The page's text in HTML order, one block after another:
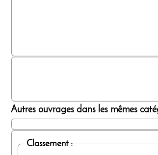
Autres ouvrages dans les mêmes
Classement :